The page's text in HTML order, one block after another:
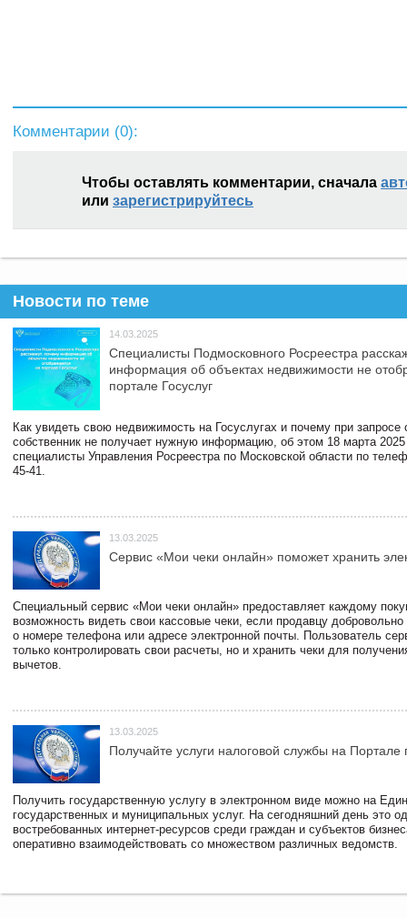
Комментарии (0):
Чтобы оставлять комментарии, сначала
или зарегистрируйтесь
Новости по теме
14.03.2025
Специалисты Подмосковного Росреестра
информация об объектах недвижимости не
портале Госуслуг
Как увидеть свою недвижимость на Госуслугах и почему при запросе
собственник не получает нужную информацию, об этом 18 марта 2025
специалисты Управления Росреестра по Московской области по
45-41.
13.03.2025
Сервис «Мои чеки онлайн» поможет хранить
Специальный сервис «Мои чеки онлайн» предоставляет каждому
возможность видеть свои кассовые чеки, если продавцу
о номере телефона или адресе электронной почты. Пользователь
только контролировать свои расчеты, но и хранить чеки для
вычетов.
13.03.2025
Получайте услуги налоговой службы на Портале
Получить государственную услугу в электронном виде можно на
государственных и муниципальных услуг. На сегодняшний день это
востребованных интернет-ресурсов среди граждан и субъектов
оперативно взаимодействовать со множеством различных ведомств.